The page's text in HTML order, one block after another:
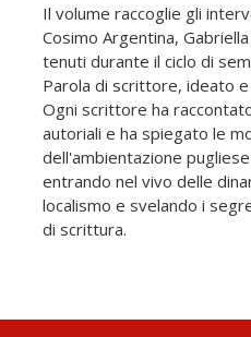
Il volume raccoglie gli
Cosimo Argentina,
tenuti durante il ciclo di
Parola di scrittore, ideato
Ogni scrittore ha
autoriali e ha spiegato le
dell'ambientazione
entrando nel vivo delle
localismo e svelando i
di scrittura.